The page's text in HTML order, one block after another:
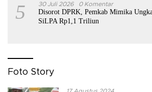
5 30 Juli 2026 0 Komentar
Disorot DPRK, Pemkab Mimika
SiLPA Rp1,1 Triliun
Foto Story